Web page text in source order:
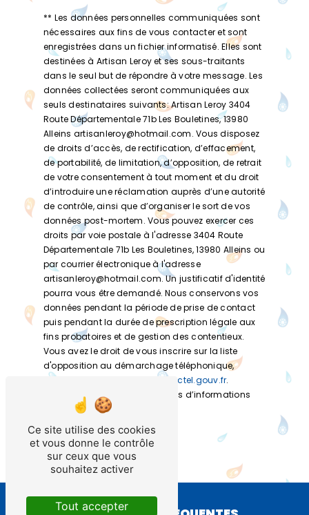
** Les données personnelles communiquées sont
nécessaires aux fins de vous contacter et sont
enregistrées dans un fichier informatisé. Elles sont
destinées à Artisan Leroy et ses sous-traitants
dans le seul but de répondre à votre message. Les
données collectées seront communiquées aux
seuls destinataires suivants: Artisan Leroy 3404
Route Départementale 71b Les Bouletines, 13980
Alleins artisanleroy@hotmail.com. Vous disposez
de droits d’accès, de rectification, d’effacement,
de portabilité, de limitation, d’opposition, de retrait
de votre consentement à tout moment et du droit
d’introduire une réclamation auprès d’une autorité
de contrôle, ainsi que d’organiser le sort de vos
données post-mortem. Vous pouvez exercer ces
droits par voie postale à l'adresse 3404 Route
Départementale 71b Les Bouletines, 13980 Alleins ou
par courrier électronique à l'adresse
artisanleroy@hotmail.com. Un justificatif d'identité
pourra vous être demandé. Nous conservons vos
données pendant la période de prise de contact
puis pendant la durée de prescription légale aux
fins probatoires et de gestion des contentieux.
Vous avez le droit de vous inscrire sur la liste
d'opposition au démarchage téléphonique,
disponible à cette adresse: Bloctel.gouv.fr.
Consultez le site cnil.fr pour plus d’informations
sur vos droits.
Ce site utilise des cookies
et vous donne le contrôle
sur ceux que vous
souhaitez activer
Tout accepter